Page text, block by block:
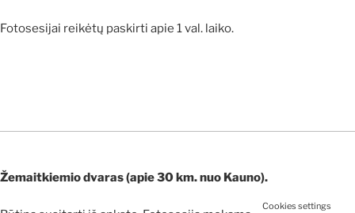
Fotosesijai reikėtų paskirti apie 1 val. laiko.
Žemaitkiemio dvaras (apie 30 km. nuo Kauno).
Cookies settings